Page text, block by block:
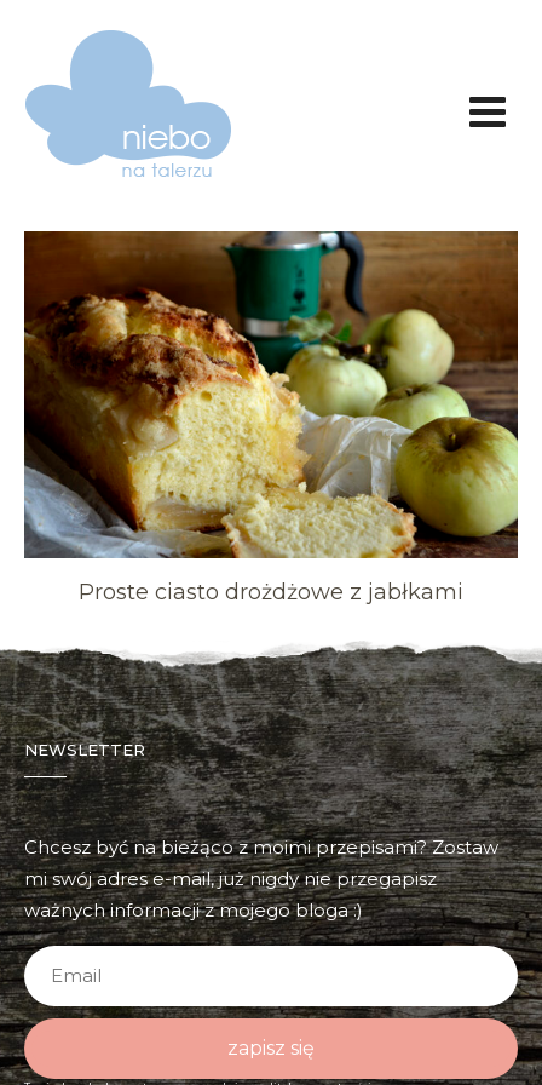
Proste ciasto drożdżowe z jabłkami
NEWSLETTER
Chcesz być na bieżąco z moimi przepisami? Zostaw
mi swój adres e-mail, już nigdy nie przegapisz
ważnych informacji z mojego bloga :)
zapisz się